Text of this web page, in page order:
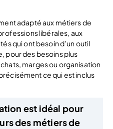
adapté aux métiers de
libérales, aux
qui ont besoin d’un outil
pour des besoins plus
marges ou organisation
ce qui est inclus
est idéal pour
des métiers de